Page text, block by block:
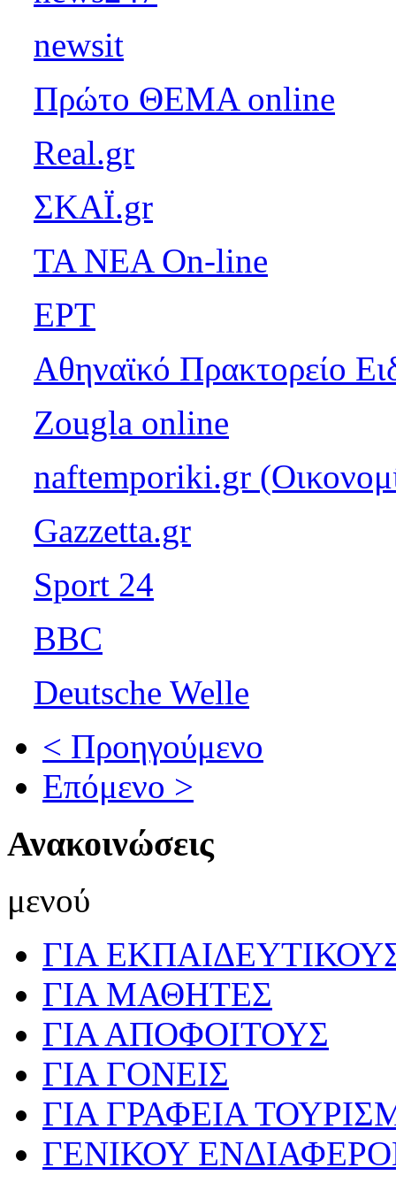
newsit
Πρώτο ΘΕΜΑ online
Real.gr
ΣΚΑΪ.gr
ΤΑ ΝΕΑ On-line
ΕΡΤ
Αθηναϊκό Πρακτορείο
Zougla online
naftemporiki.gr
Gazzetta.gr
Sport 24
BBC
Deutsche Welle
< Προηγούμενο
Επόμενο >
Ανακοινώσεις
μενού
ΓΙΑ
ΓΙΑ ΜΑΘΗΤΕΣ
ΓΙΑ ΑΠΟΦΟΙΤΟΥΣ
ΓΙΑ ΓΟΝΕΙΣ
ΓΙΑ ΓΡΑΦΕΙΑ
ΓΕΝΙΚΟΥ